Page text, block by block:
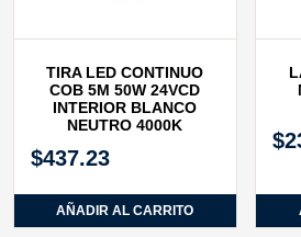
TIRA LED CONTINUO
COB 5M 50W 24VCD
INTERIOR BLANCO
NEUTRO 4000K
$437.23
AÑADIR AL CARRITO
$